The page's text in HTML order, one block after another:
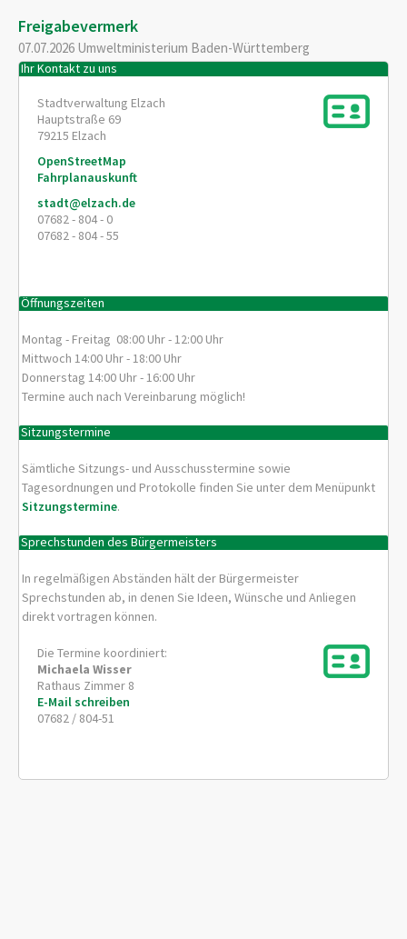
Freigabevermerk
07.07.2026 Umweltministerium Baden-Württemberg
Ihr Kontakt zu uns
Stadtverwaltung Elzach
Hauptstraße 69
79215 Elzach
OpenStreetMap
Fahrplanauskunft
stadt@elzach.de
07682 - 804 - 0
07682 - 804 - 55
Öffnungszeiten
Montag - Freitag 08:00 Uhr - 12:00 Uhr
Mittwoch 14:00 Uhr - 18:00 Uhr
Donnerstag 14:00 Uhr - 16:00 Uhr
Termine auch nach Vereinbarung möglich!
Sitzungstermine
Sämtliche Sitzungs- und Ausschusstermine sowie
Tagesordnungen und Protokolle finden Sie unter dem Menüpunkt
Sitzungstermine.
Sprechstunden des Bürgermeisters
In regelmäßigen Abständen hält der Bürgermeister
Sprechstunden ab, in denen Sie Ideen, Wünsche und Anliegen
direkt vortragen können.
Die Termine koordiniert:
Michaela Wisser
Rathaus Zimmer 8
E-Mail schreiben
07682 / 804-51